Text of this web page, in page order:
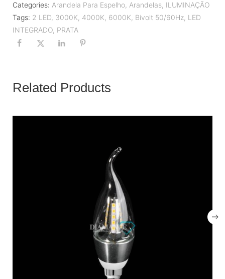
Categories: Arandela Para Espelho, Arandelas, ILUMINAÇÃO
Tags: 2 LED, 3000K, 4000K, 6000K, Bivolt 50/60Hz, LED
INTEGRADO, PRATA
Related Products